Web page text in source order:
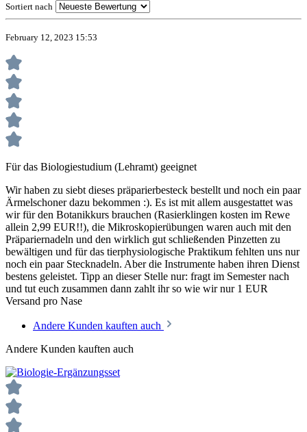
Sortiert nach
February 12, 2023 15:53
Für das Biologiestudium (Lehramt) geeignet
Wir haben zu siebt dieses präparierbesteck bestellt und noch ein paar
Ärmelschoner dazu bekommen :). Es ist mit allem ausgestattet was
wir für den Botanikkurs brauchen (Rasierklingen kosten im Rewe
allein 2,99 EUR!!), die Mikroskopierübungen waren auch mit den
Präpariernadeln und den wirklich gut schließenden Pinzetten zu
bewältigen und für das tierphysiologische Praktikum fehlten uns nur
noch ein paar Stecknadeln. Aber die Instrumente haben ihren Dienst
bestens geleistet. Tipp an dieser Stelle nur: fragt im Semester nach
und tut euch zusammen dann zahlt ihr so wie wir nur 1 EUR
Versand pro Nase
Andere Kunden kauften auch
Andere Kunden kauften auch